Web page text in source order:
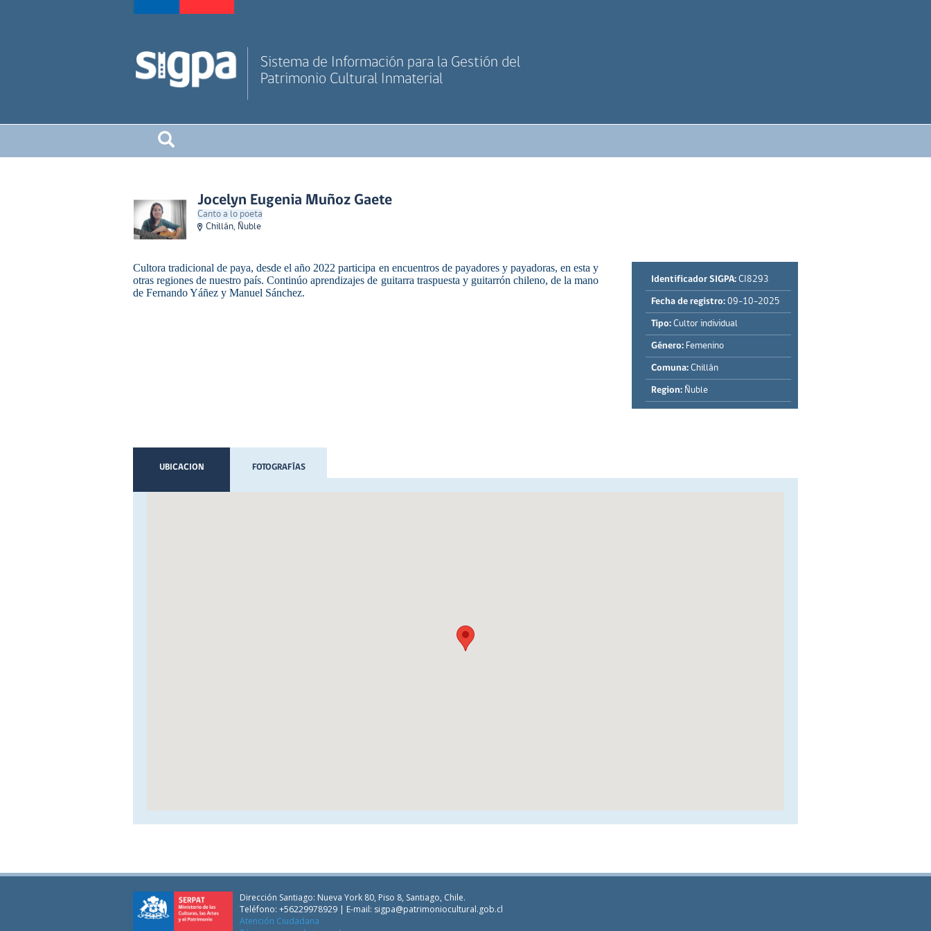
Sistema de Información para la Gestión del
Patrimonio Cultural Inmaterial
Jocelyn Eugenia Muñoz Gaete
Canto a lo poeta
Chillán, Ñuble
Cultora tradicional de paya, desde el año 2022 participa en encuentros de payadores y payadoras, en esta y
otras regiones de nuestro país. Continúo aprendizajes de guitarra traspuesta y guitarrón chileno, de la mano
de Fernando Yáñez y Manuel Sánchez.
Identificador SIGPA: CI8293
Fecha de registro: 09-10-2025
Tipo: Cultor individual
Género: Femenino
Comuna: Chillán
Region: Ñuble
UBICACION FOTOGRAFÍAS
Dirección Santiago: Nueva York 80, Piso 8, Santiago, Chile.
Teléfono: +56229978929 | E-mail: sigpa@patrimoniocultural.gob.cl
Atención Ciudadana